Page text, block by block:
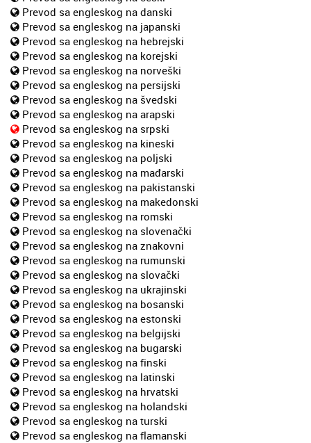
Prevod sa engleskog na danski
Prevod sa engleskog na japanski
Prevod sa engleskog na hebrejski
Prevod sa engleskog na korejski
Prevod sa engleskog na norveški
Prevod sa engleskog na persijski
Prevod sa engleskog na švedski
Prevod sa engleskog na arapski
Prevod sa engleskog na srpski
Prevod sa engleskog na kineski
Prevod sa engleskog na poljski
Prevod sa engleskog na mađarski
Prevod sa engleskog na pakistanski
Prevod sa engleskog na makedonski
Prevod sa engleskog na romski
Prevod sa engleskog na slovenački
Prevod sa engleskog na znakovni
Prevod sa engleskog na rumunski
Prevod sa engleskog na slovački
Prevod sa engleskog na ukrajinski
Prevod sa engleskog na bosanski
Prevod sa engleskog na estonski
Prevod sa engleskog na belgijski
Prevod sa engleskog na bugarski
Prevod sa engleskog na finski
Prevod sa engleskog na latinski
Prevod sa engleskog na hrvatski
Prevod sa engleskog na holandski
Prevod sa engleskog na turski
Prevod sa engleskog na flamanski